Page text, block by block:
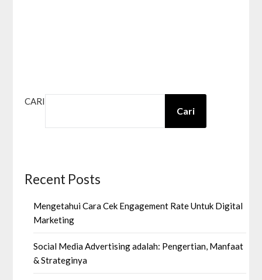
CARI
Cari
Recent Posts
Mengetahui Cara Cek Engagement Rate Untuk Digital
Marketing
Social Media Advertising adalah: Pengertian, Manfaat
& Strateginya